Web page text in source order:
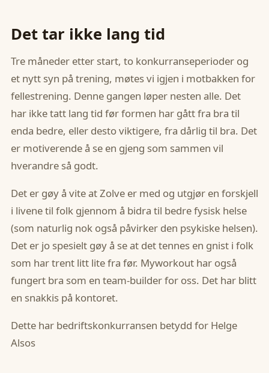
Det tar ikke lang tid
Tre måneder etter start, to konkurranseperioder og
et nytt syn på trening, møtes vi igjen i motbakken for
fellestrening. Denne gangen løper nesten alle. Det
har ikke tatt lang tid før formen har gått fra bra til
enda bedre, eller desto viktigere, fra dårlig til bra. Det
er motiverende å se en gjeng som sammen vil
hverandre så godt.
Det er gøy å vite at Zolve er med og utgjør en forskjell
i livene til folk gjennom å bidra til bedre fysisk helse
(som naturlig nok også påvirker den psykiske helsen).
Det er jo spesielt gøy å se at det tennes en gnist i folk
som har trent litt lite fra før. Myworkout har også
fungert bra som en team-builder for oss. Det har blitt
en snakkis på kontoret.
Dette har bedriftskonkurransen betydd for Helge
Alsos